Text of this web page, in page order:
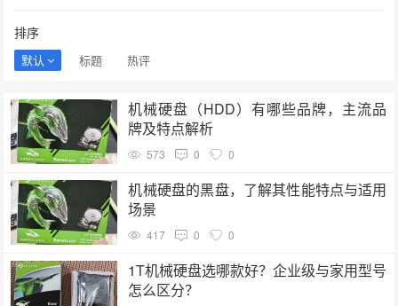
硬盘采购(474)
希捷硬盘(471)
H200服务器(126)
希捷SSD(125)
NAS专用硬盘(120)
企业级存储(72)
HAMR技术(62)
企业级(34)
大容量硬盘(32)
监控硬盘​(25) 监控硬盘多少钱(24)
排序
默认 标题 热评
机械硬盘（HDD）有哪些品牌，主流品
牌及特点解析
573 0 0
机械硬盘的黑盘，了解其性能特点与适用
场景
417 0 0
1T机械硬盘选哪款好？企业级与家用型号
怎么区分？